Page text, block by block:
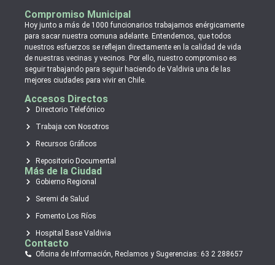
Compromiso Municipal
Hoy junto a más de 1000 funcionarios trabajamos enérgicamente
para sacar nuestra comuna adelante. Entendemos, que todos
nuestros esfuerzos se reflejan directamente en la calidad de vida
de nuestras vecinas y vecinos. Por ello, nuestro compromiso es
seguir trabajando para seguir haciendo de Valdivia una de las
mejores ciudades para vivir en Chile.
Accesos Directos
Directorio Telefónico
Trabaja con Nosotros
Recursos Gráficos
Repositorio Documental
Más de la Ciudad
Gobierno Regional
Seremi de Salud
Fomento Los Ríos
Hospital Base Valdivia
Contacto
Oficina de Información, Reclamos y Sugerencias: 63 2 288657